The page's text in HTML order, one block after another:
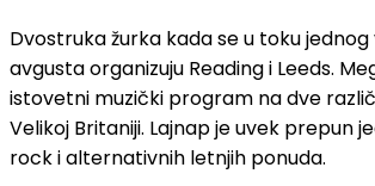
Dvostruka žurka kada se u toku
avgusta organizuju Reading i Leeds.
istovetni muzički program na dve
Velikoj Britaniji. Lajnap je uvek prepun
rock i alternativnih letnjih ponuda.